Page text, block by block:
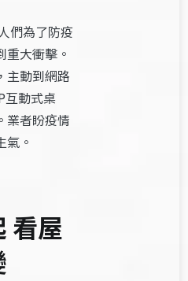
們為了防疫
大衝擊。
主動到網路
互動式桌
業者盼疫情
氣。
看屋